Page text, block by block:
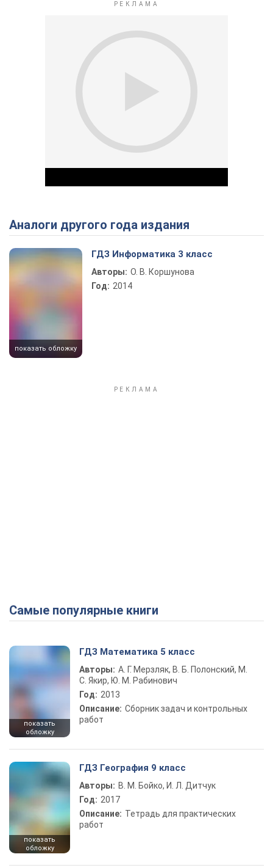
Play Video
Аналоги другого года издания
показать обложку
ГДЗ Информатика 3 класс
Авторы: О. В. Коршунова
Год: 2014
Самые популярные книги
показать
обложку
ГДЗ Математика 5 класс
Авторы: А. Г. Мерзляк, В. Б. Полонский, М.
С. Якир, Ю. М. Рабинович
Год: 2013
Описание: Сборник задач и контрольных
работ
показать
обложку
ГДЗ География 9 класс
Авторы: В. М. Бойко, И. Л. Дитчук
Год: 2017
Описание: Тетрадь для практических
работ